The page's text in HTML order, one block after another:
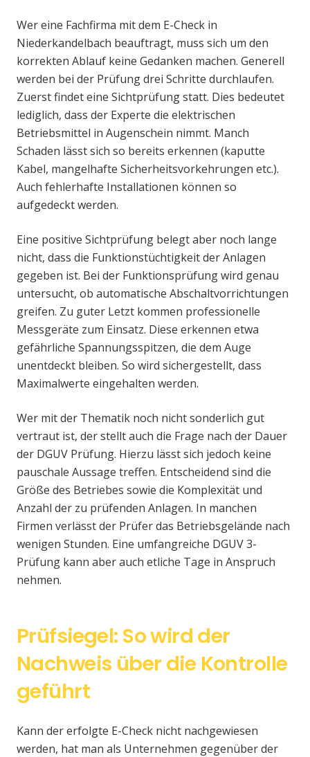
Wer eine Fachfirma mit dem E-Check in
Niederkandelbach beauftragt, muss sich um den
korrekten Ablauf keine Gedanken machen. Generell
werden bei der Prüfung drei Schritte durchlaufen.
Zuerst findet eine Sichtprüfung statt. Dies bedeutet
lediglich, dass der Experte die elektrischen
Betriebsmittel in Augenschein nimmt. Manch
Schaden lässt sich so bereits erkennen (kaputte
Kabel, mangelhafte Sicherheitsvorkehrungen etc.).
Auch fehlerhafte Installationen können so
aufgedeckt werden.
Eine positive Sichtprüfung belegt aber noch lange
nicht, dass die Funktionstüchtigkeit der Anlagen
gegeben ist. Bei der Funktionsprüfung wird genau
untersucht, ob automatische Abschaltvorrichtungen
greifen. Zu guter Letzt kommen professionelle
Messgeräte zum Einsatz. Diese erkennen etwa
gefährliche Spannungsspitzen, die dem Auge
unentdeckt bleiben. So wird sichergestellt, dass
Maximalwerte eingehalten werden.
Wer mit der Thematik noch nicht sonderlich gut
vertraut ist, der stellt auch die Frage nach der Dauer
der DGUV Prüfung. Hierzu lässt sich jedoch keine
pauschale Aussage treffen. Entscheidend sind die
Größe des Betriebes sowie die Komplexität und
Anzahl der zu prüfenden Anlagen. In manchen
Firmen verlässt der Prüfer das Betriebsgelände nach
wenigen Stunden. Eine umfangreiche DGUV 3-
Prüfung kann aber auch etliche Tage in Anspruch
nehmen.
Prüfsiegel: So wird der
Nachweis über die Kontrolle
geführt
Kann der erfolgte E-Check nicht nachgewiesen
werden, hat man als Unternehmen gegenüber der